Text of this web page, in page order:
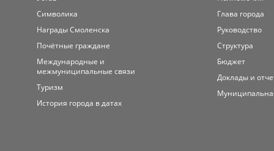
Символика
Награды Смоленска
Почётные граждане
Международные и
межмуниципальные связи
Туризм
История города в датах
Глава города
Руководство
Структура
Бюджет
Доклады и